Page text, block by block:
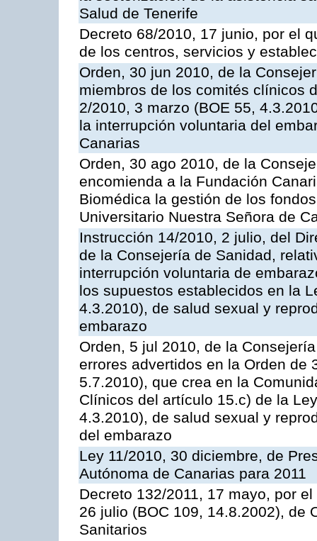
Salud de Tenerife
Decreto 68/2010, 17 junio, por el
de los centros, servicios y
Orden, 30 jun 2010, de la
miembros de los comités clínicos
2/2010, 3 marzo (BOE 55,
la interrupción voluntaria del
Canarias
Orden, 30 ago 2010, de la
encomienda a la Fundación
Biomédica la gestión de los
Universitario Nuestra Señora de
Instrucción 14/2010, 2 julio, del
de la Consejería de Sanidad,
interrupción voluntaria de
los supuestos establecidos en la
4.3.2010), de salud sexual y
embarazo
Orden, 5 jul 2010, de la
errores advertidos en la Orden de
5.7.2010), que crea en la
Clínicos del artículo 15.c) de la
4.3.2010), de salud sexual y
del embarazo
Ley 11/2010, 30 diciembre, de
Autónoma de Canarias para 2011
Decreto 132/2011, 17 mayo, por
26 julio (BOC 109, 14.8.2002), de
Sanitarios